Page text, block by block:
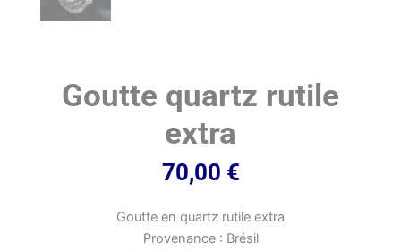
Goutte quartz rutile
extra
70,00 €
Goutte en quartz rutile extra
Provenance : Brésil